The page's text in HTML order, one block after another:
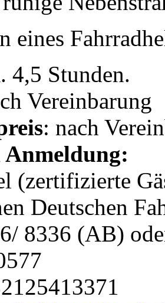
eines
4,5 Stunden.
Vereinbarung
: nach
(zertifizierte
Deutschen
8336 (AB)